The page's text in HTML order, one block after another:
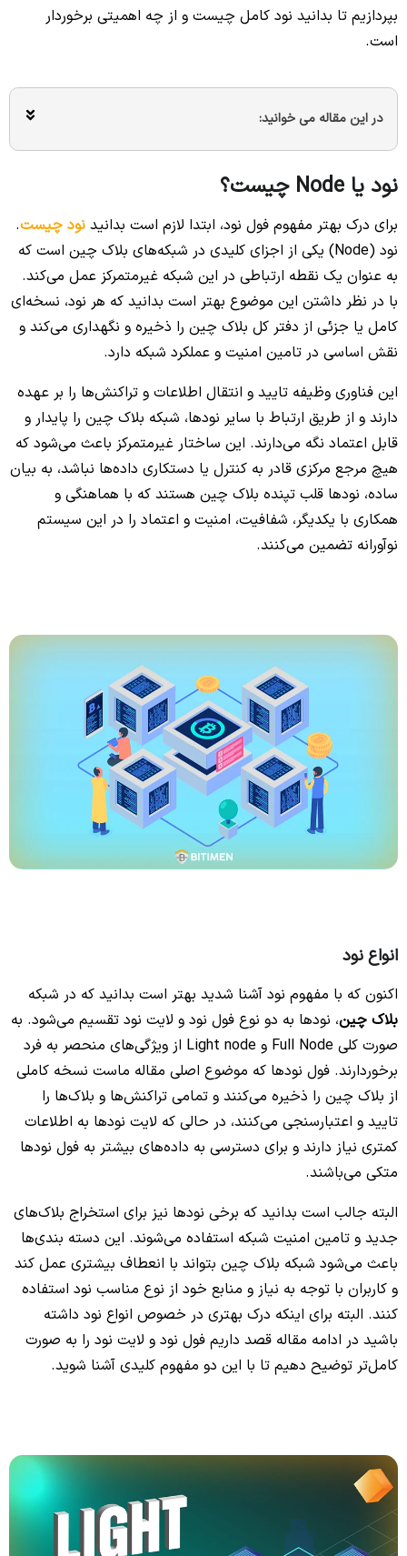
بپردازیم تا بدانید نود کامل چیست و از چه اهمیتی برخوردار
است.
در این مقاله می خوانید:
نود یا Node چیست؟
برای درک بهتر مفهوم فول نود، ابتدا لازم است بدانید نود چیست.
نود (Node) یکی از اجزای کلیدی در شبکه‌های بلاک چین است که
به عنوان یک نقطه ارتباطی در این شبکه غیرمتمرکز عمل می‌کند.
با در نظر داشتن این موضوع بهتر است بدانید که هر نود، نسخه‌ای
کامل یا جزئی از دفتر کل بلاک چین را ذخیره و نگهداری می‌کند و
نقش اساسی در تامین امنیت و عملکرد شبکه دارد.
این فناوری وظیفه تایید و انتقال اطلاعات و تراکنش‌ها را بر عهده
دارند و از طریق ارتباط با سایر نودها، شبکه بلاک چین را پایدار و
قابل اعتماد نگه می‌دارند. این ساختار غیرمتمرکز باعث می‌شود که
هیچ مرجع مرکزی‌ قادر به کنترل یا دستکاری داده‌ها نباشد، به بیان
ساده، نودها قلب تپنده بلاک چین هستند که با هماهنگی و
همکاری با یکدیگر، شفافیت، امنیت و اعتماد را در این سیستم
نوآورانه تضمین می‌کنند.
انواع نود
اکنون که با مفهوم نود آشنا شدید بهتر است بدانید که در شبکه
بلاک چین، نودها به دو نوع فول نود و لایت نود تقسیم می‌شود. به
صورت کلی Full Node و Light node از ویژگی‌های منحصر به فرد
برخوردارند. فول نودها که موضوع اصلی مقاله ماست نسخه کاملی
از بلاک چین را ذخیره می‌کنند و تمامی تراکنش‌ها و بلاک‌ها را
تایید و اعتبارسنجی می‌کنند، در حالی که لایت نودها به اطلاعات
کمتری نیاز دارند و برای دسترسی به داده‌های بیشتر به فول نودها
متکی می‌باشند.
البته جالب است بدانید که برخی نودها نیز برای استخراج بلاک‌های
جدید و تامین امنیت شبکه استفاده می‌شوند. این دسته بندی‌ها
باعث می‌شود شبكه بلاک چین بتواند با انعطاف بیشتری عمل کند
و کاربران با توجه به نیاز و منابع خود از نوع مناسب نود استفاده
کنند. البته برای اینکه درک بهتری در خصوص انواع نود داشته
باشید در ادامه مقاله قصد داریم فول نود و لایت نود را به صورت
کامل‌تر توضیح دهیم تا با این دو مفهوم کلیدی آشنا شوید.